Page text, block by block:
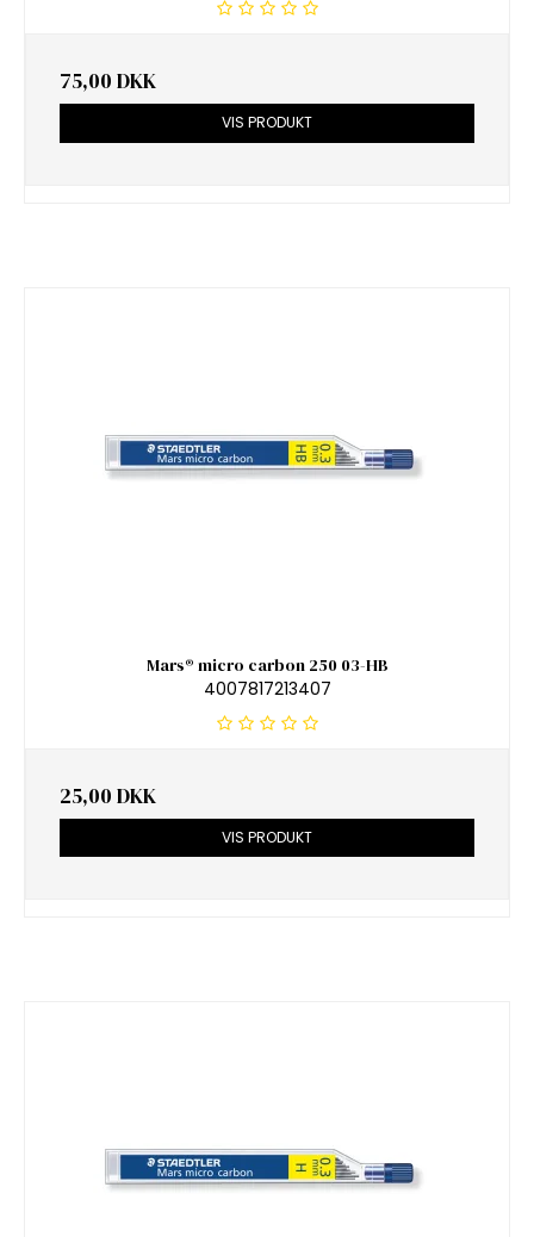
75,00 DKK
VIS PRODUKT
Mars® micro carbon 250 03-HB
4007817213407
25,00 DKK
VIS PRODUKT